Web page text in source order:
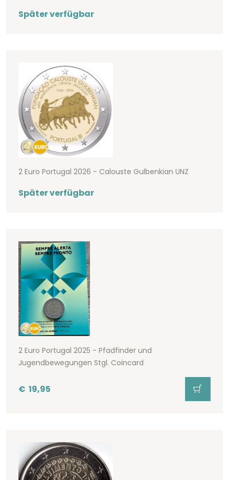
Später verfügbar
2 Euro Portugal 2026 - Calouste Gulbenkian UNZ
Später verfügbar
2 Euro Portugal 2025 - Pfadfinder und
Jugendbewegungen Stgl. Coincard
€ 19,95